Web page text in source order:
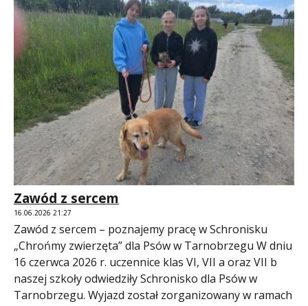
Zawód z sercem
16.06.2026 21:27
Zawód z sercem – poznajemy pracę w Schronisku
„Chrońmy zwierzęta” dla Psów w Tarnobrzegu W dniu
16 czerwca 2026 r. uczennice klas VI, VII a oraz VII b
naszej szkoły odwiedziły Schronisko dla Psów w
Tarnobrzegu. Wyjazd został zorganizowany w ramach